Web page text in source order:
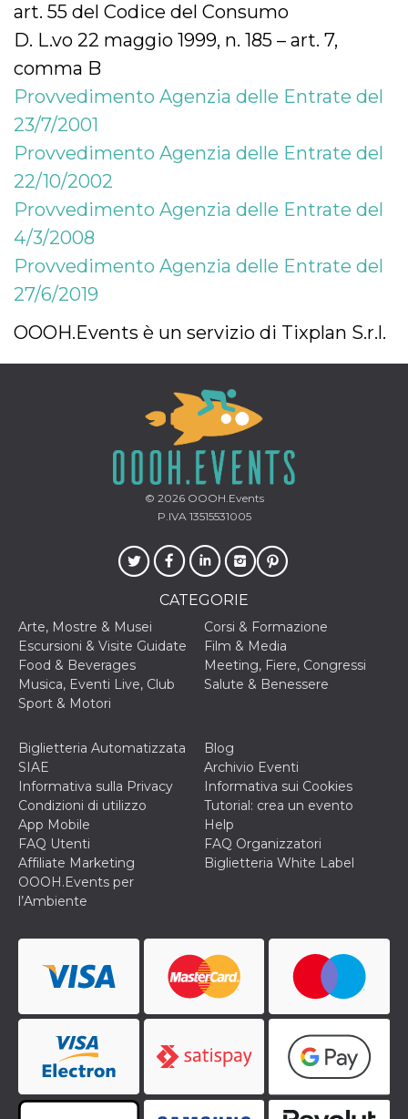
art. 55 del Codice del Consumo
D. L.vo 22 maggio 1999, n. 185 – art. 7,
comma B
Provvedimento Agenzia delle Entrate del
23/7/2001
Provvedimento Agenzia delle Entrate del
22/10/2002
Provvedimento Agenzia delle Entrate del
4/3/2008
Provvedimento Agenzia delle Entrate del
27/6/2019
OOOH.Events è un servizio di Tixplan S.r.l.
© 2026OOOH.Events
P.IVA 13515531005
CATEGORIE
Arte, Mostre & Musei
Corsi & Formazione
Escursioni & Visite Guidate
Film & Media
Food & Beverages
Meeting, Fiere, Congressi
Musica, Eventi Live, Club
Salute & Benessere
Sport & Motori
Biglietteria Automatizzata
SIAE
Blog
Archivio Eventi
Informativa sulla Privacy
Informativa sui Cookies
Condizioni di utilizzo
Tutorial: crea un evento
App Mobile
Help
FAQ Utenti
FAQ Organizzatori
Affiliate Marketing
Biglietteria White Label
OOOH.Events per
l’Ambiente